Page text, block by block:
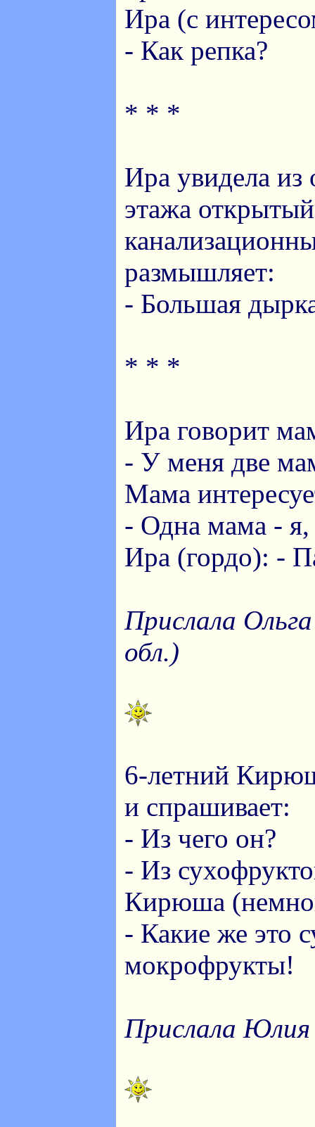
Ира (с
- Как репка?
* * *
Ира увидела из
этажа открытый
размышляет:
- Большая
* * *
Ира говорит
- У меня две
Мама
- Одна мама - я,
Ира (гордо): -
Прислала
обл.)
6-летний
и спрашивает:
- Из чего он?
- Из
Кирюша
- Какие же это
мокрофрукты!
Прислала